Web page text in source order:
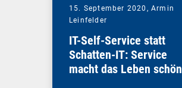
15. September 2020, Armin
Leinfelder
IT-Self-Service statt
Schatten-IT: Service
macht das Leben schön